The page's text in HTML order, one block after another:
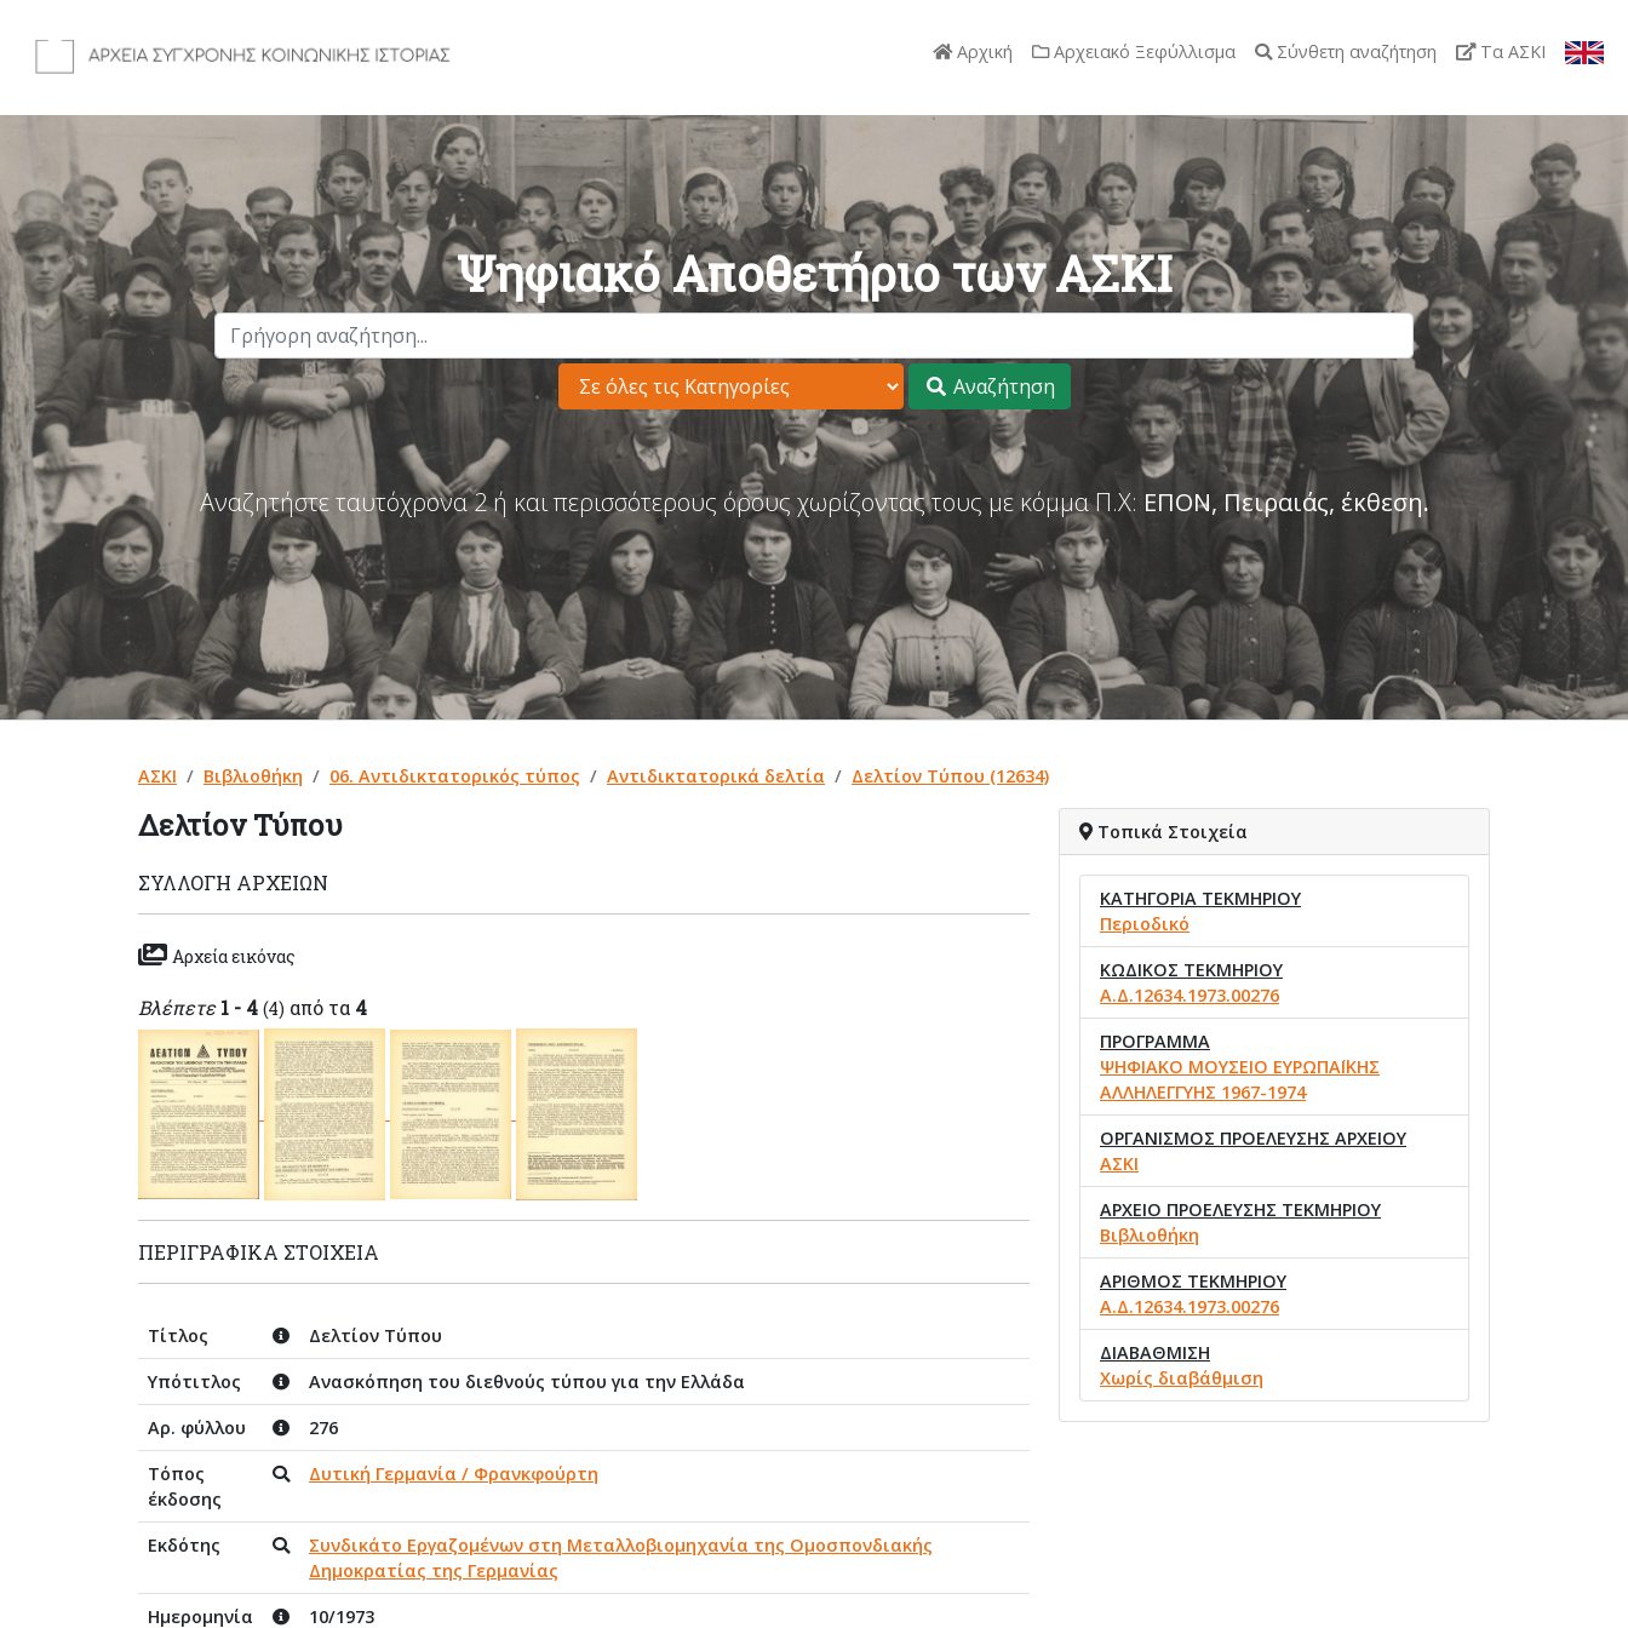
Αρχική Αρχειακό Ξεφύλλισμα Σύνθετη αναζήτηση Τα ΑΣΚΙ
Ψηφιακό Αποθετήριο των ΑΣΚΙ
Αναζήτηση
Αναζητήστε ταυτόχρονα 2 ή και περισσότερους όρους χωρίζοντας τους με κόμμα Π.Χ: ΕΠΟΝ, Πειραιάς, έκθεση.
ΑΣΚΙ Βιβλιοθήκη 06. Αντιδικτατορικός τύπος Αντιδικτατορικά δελτία Δελτίον Τύπου (12634)
Δελτίον Τύπου
ΣΥΛΛΟΓΉ ΑΡΧΕΊΩΝ
Αρχεία εικόνας
Βλέπετε 1 - 4 (4) από τα 4
ΠΕΡΙΓΡΑΦΙΚΆ ΣΤΟΙΧΕΊΑ
Τίτλος
Δελτίον Τύπου
Υπότιτλος
Ανασκόπηση του διεθνούς τύπου για την Ελλάδα
Αρ. φύλλου
276
Τόπος
έκδοσης
Δυτική Γερμανία / Φρανκφούρτη
Εκδότης
Συνδικάτο Εργαζομένων στη Μεταλλοβιομηχανία της Ομοσπονδιακής
Δημοκρατίας της Γερμανίας
Ημερομηνία
10/1973
Τοπικά Στοιχεία
ΚΑΤΗΓΟΡΙΑ ΤΕΚΜΗΡΙΟΥ
Περιοδικό
ΚΩΔΙΚΟΣ ΤΕΚΜΗΡΙΟΥ
Α.Δ.12634.1973.00276
ΠΡΟΓΡΑΜΜΑ
ΨΗΦΙΑΚΟ ΜΟΥΣΕΙΟ ΕΥΡΩΠΑΪΚΗΣ
ΑΛΛΗΛΕΓΓΥΗΣ 1967-1974
ΟΡΓΑΝΙΣΜΟΣ ΠΡΟΕΛΕΥΣΗΣ ΑΡΧΕΙΟΥ
ΑΣΚΙ
ΑΡΧΕΙΟ ΠΡΟΕΛΕΥΣΗΣ ΤΕΚΜΗΡΙΟΥ
Βιβλιοθήκη
ΑΡΙΘΜΟΣ ΤΕΚΜΗΡΙΟΥ
Α.Δ.12634.1973.00276
ΔΙΑΒΑΘΜΙΣΗ
Χωρίς διαβάθμιση